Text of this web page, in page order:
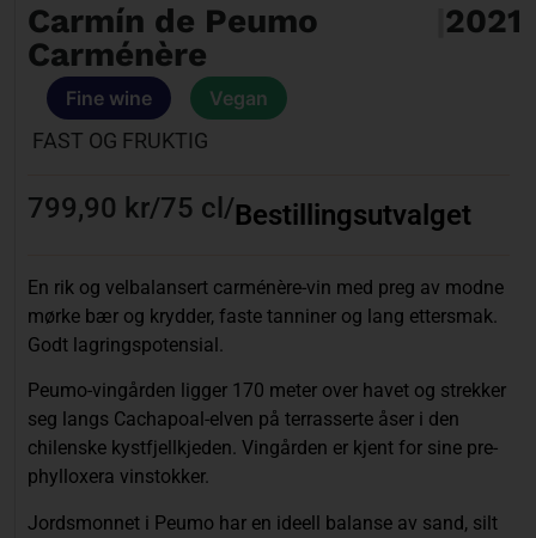
Carmín de Peumo
Carménère
2021
Fine wine Vegan
FAST OG FRUKTIG
799,90 kr/75 cl /Bestillingsutvalget
En rik og velbalansert carménère-vin med preg av modne
mørke bær og krydder, faste tanniner og lang ettersmak.
Godt lagringspotensial.
Peumo-vingården ligger 170 meter over havet og strekker
seg langs Cachapoal-elven på terrasserte åser i den
chilenske kystfjellkjeden. Vingården er kjent for sine pre-
phylloxera vinstokker.
Jordsmonnet i Peumo har en ideell balanse av sand, silt